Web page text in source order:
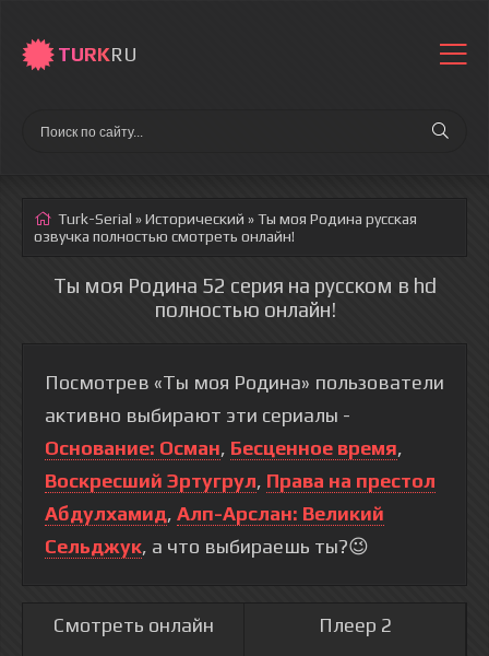
TURKRU
Turk-Serial »Исторический » Ты моя Родина русская
озвучка полностью смотреть онлайн!
Ты моя Родина 52 серия на русском в hd
полностью онлайн!
Посмотрев «Ты моя Родина» пользователи
активно выбирают эти сериалы -
Основание: Осман, Бесценное время,
Воскресший Эртугрул, Права на престол
Абдулхамид, Алп-Арслан: Великий
Сельджук, а что выбираешь ты?😉
Смотреть онлайн
Плеер 2